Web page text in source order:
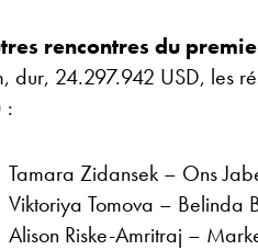
rencontres du
dur, 24.297.942 USD, les
:
Tamara Zidansek – Ons
Viktoriya Tomova – Belinda
Alison Riske-Amritraj –